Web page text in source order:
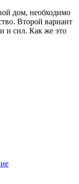
дом, необходимо
Второй вариант
и сил. Как же это